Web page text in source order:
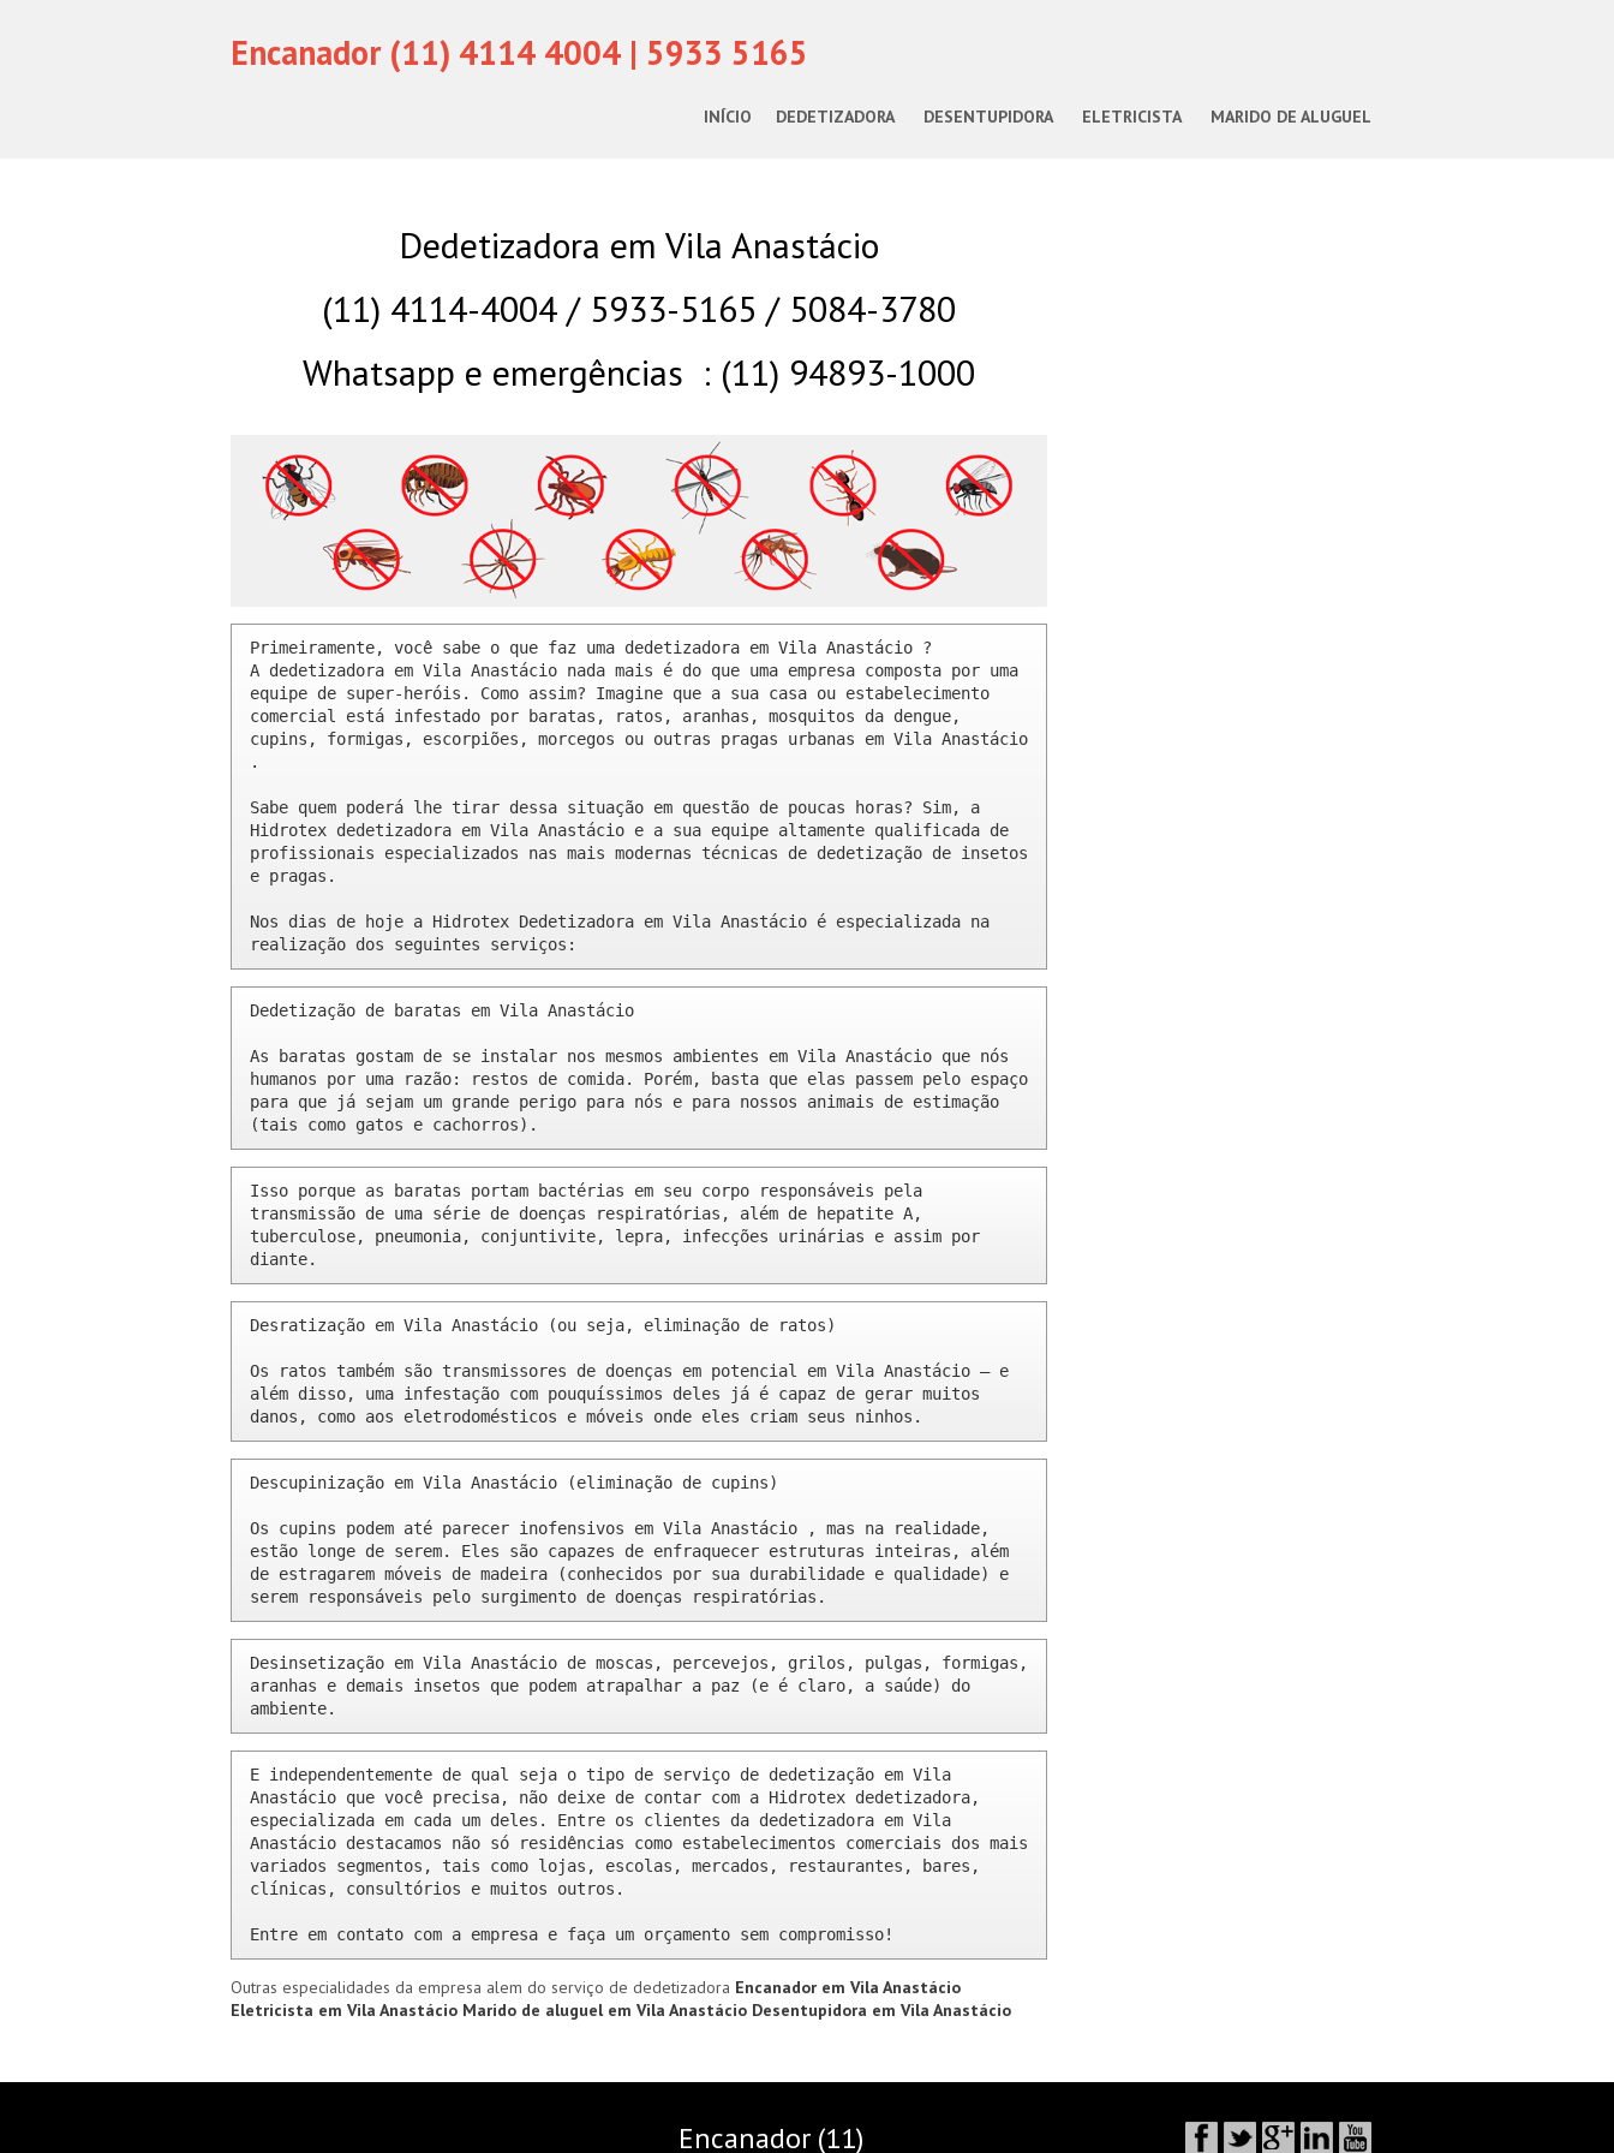
Encanador (11) 4114 4004 | 5933 5165
INÍCIO DEDETIZADORA DESENTUPIDORA ELETRICISTA MARIDO DE ALUGUEL
Dedetizadora em Vila Anastácio
(11) 4114-4004 / 5933-5165 / 5084-3780
Whatsapp e emergências : (11) 94893-1000
Primeiramente, você sabe o que faz uma dedetizadora em Vila Anastácio ?
A dedetizadora em Vila Anastácio nada mais é do que uma empresa composta por uma
equipe de super-heróis. Como assim? Imagine que a sua casa ou estabelecimento
comercial está infestado por baratas, ratos, aranhas, mosquitos da dengue,
cupins, formigas, escorpiões, morcegos ou outras pragas urbanas em Vila Anastácio
.
Sabe quem poderá lhe tirar dessa situação em questão de poucas horas? Sim, a
Hidrotex dedetizadora em Vila Anastácio e a sua equipe altamente qualificada de
profissionais especializados nas mais modernas técnicas de dedetização de insetos
e pragas.
Nos dias de hoje a Hidrotex Dedetizadora em Vila Anastácio é especializada na
realização dos seguintes serviços:
Dedetização de baratas em Vila Anastácio
As baratas gostam de se instalar nos mesmos ambientes em Vila Anastácio que nós
humanos por uma razão: restos de comida. Porém, basta que elas passem pelo espaço
para que já sejam um grande perigo para nós e para nossos animais de estimação
(tais como gatos e cachorros).
Isso porque as baratas portam bactérias em seu corpo responsáveis pela
transmissão de uma série de doenças respiratórias, além de hepatite A,
tuberculose, pneumonia, conjuntivite, lepra, infecções urinárias e assim por
diante.
Desratização em Vila Anastácio (ou seja, eliminação de ratos)
Os ratos também são transmissores de doenças em potencial em Vila Anastácio – e
além disso, uma infestação com pouquíssimos deles já é capaz de gerar muitos
danos, como aos eletrodomésticos e móveis onde eles criam seus ninhos.
Descupinização em Vila Anastácio (eliminação de cupins)
Os cupins podem até parecer inofensivos em Vila Anastácio , mas na realidade,
estão longe de serem. Eles são capazes de enfraquecer estruturas inteiras, além
de estragarem móveis de madeira (conhecidos por sua durabilidade e qualidade) e
serem responsáveis pelo surgimento de doenças respiratórias.
Desinsetização em Vila Anastácio de moscas, percevejos, grilos, pulgas, formigas,
aranhas e demais insetos que podem atrapalhar a paz (e é claro, a saúde) do
ambiente.
E independentemente de qual seja o tipo de serviço de dedetização em Vila
Anastácio que você precisa, não deixe de contar com a Hidrotex dedetizadora,
especializada em cada um deles. Entre os clientes da dedetizadora em Vila
Anastácio destacamos não só residências como estabelecimentos comerciais dos mais
variados segmentos, tais como lojas, escolas, mercados, restaurantes, bares,
clínicas, consultórios e muitos outros.
Entre em contato com a empresa e faça um orçamento sem compromisso!
Outras especialidades da empresa alem do serviço de dedetizadora Encanador em Vila Anastácio
Eletricista em Vila Anastácio Marido de aluguel em Vila Anastácio Desentupidora em Vila Anastácio
Encanador (11)